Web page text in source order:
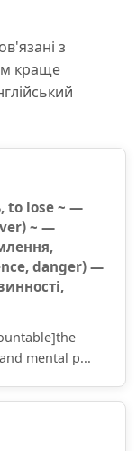
з
краще
to lose ~ —
~ —
danger) —
mental p...